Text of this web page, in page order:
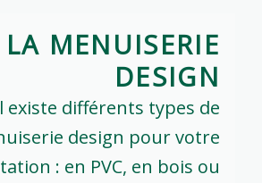
LA MENUISERIE
DESIGN
existe différents types de
design pour votre
: en PVC, en bois ou